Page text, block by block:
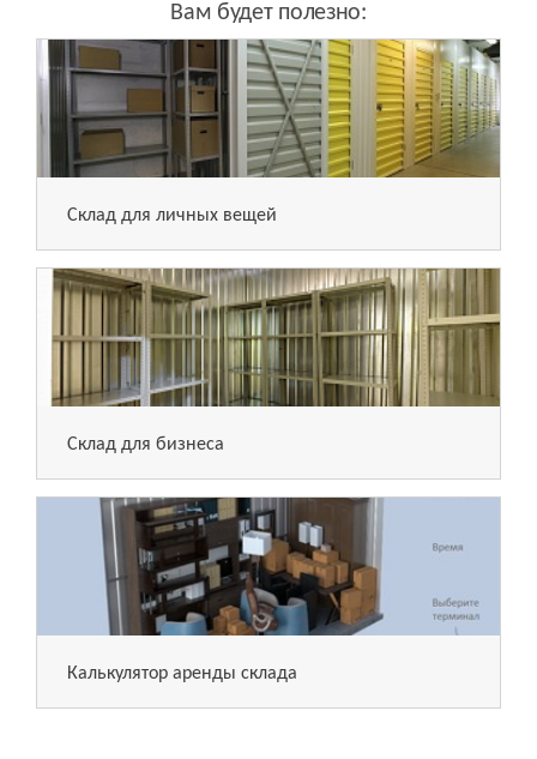
Вам будет полезно:
Склад для личных вещей
Склад для бизнеса
Калькулятор аренды склада